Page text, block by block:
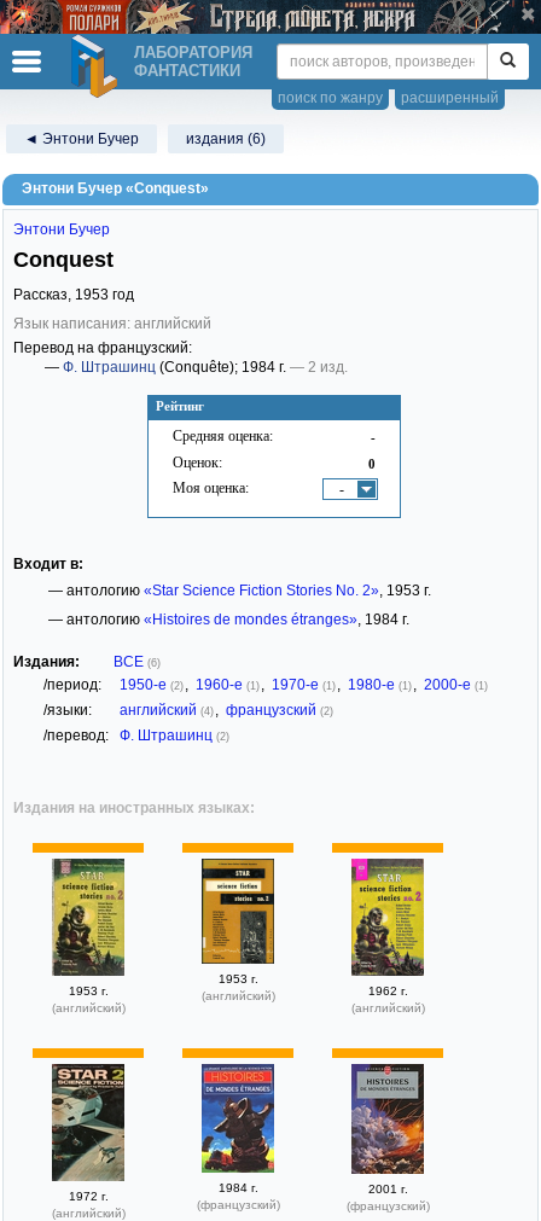
ЛАБОРАТОРИЯ
ФАНТАСТИКИ
расширенный
поиск по жанру
◄ Энтони Бучер издания (6)
Энтони Бучер «Conquest»
Рейтинг
Средняя оценка: -
Оценок: 0
Моя оценка: -
Энтони Бучер
Conquest
Рассказ, 1953 год
Язык написания: английский
Перевод на французский:
— Ф. Штрашинц (Conquête); 1984 г. — 2 изд.
Входит в:
— антологию «Star Science Fiction Stories No. 2», 1953 г.
— антологию «Histoires de mondes étranges», 1984 г.
Издания: ВСЕ (6)
/период: 1950-е (2) 1960-е (1) 1970-е (1) 1980-е (1) 2000-е (1)
/языки: английский (4) французский (2)
/перевод: Ф. Штрашинц (2)
Издания на иностранных языках:
1953 г.
(английский)
1953 г.
(английский)
1962 г.
(английский)
1972 г.
(английский)
1984 г.
(французский)
2001 г.
(французский)